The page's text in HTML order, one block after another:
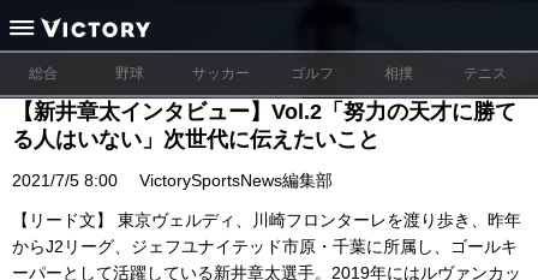
総合 野球 サッカー ゴルフ 相撲 テニス
【新井章太インタビュー】Vol.2「努力の天才に勝て
る人はいない」次世代に伝えたいこと
2021/7/5 8:00 VictorySportsNews編集部
【リード文】 東京ヴェルディ、川崎フロンターレを渡り歩き、昨年
からJ2リーグ、ジェフユナイテッド市原・千葉に所属し、ゴールキ
ーパーとして活躍している新井章太選手。2019年にはルヴァンカッ